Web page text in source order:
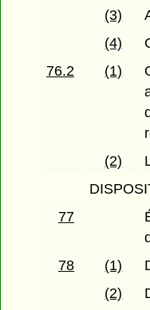
(3)
(4)
76.2
(1)
(2)
77
78
(1)
(2)